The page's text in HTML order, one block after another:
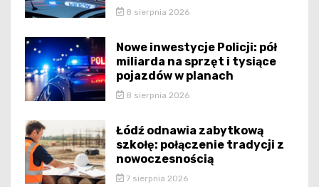
8 sierpnia 2026
Nowe inwestycje Policji: pół
miliarda na sprzęt i tysiące
pojazdów w planach
8 sierpnia 2026
Łódź odnawia zabytkową
szkołę: połączenie tradycji z
nowoczesnością
7 sierpnia 2026